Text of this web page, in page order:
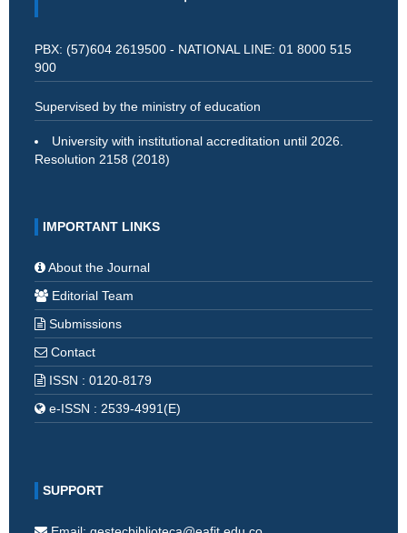
PBX: (57)604 2619500 - NATIONAL LINE: 01 8000 515
900
Supervised by the ministry of education
University with institutional accreditation until 2026.
Resolution 2158 (2018)
IMPORTANT LINKS
About the Journal
Editorial Team
Submissions
Contact
ISSN : 0120-8179
e-ISSN : 2539-4991(E)
SUPPORT